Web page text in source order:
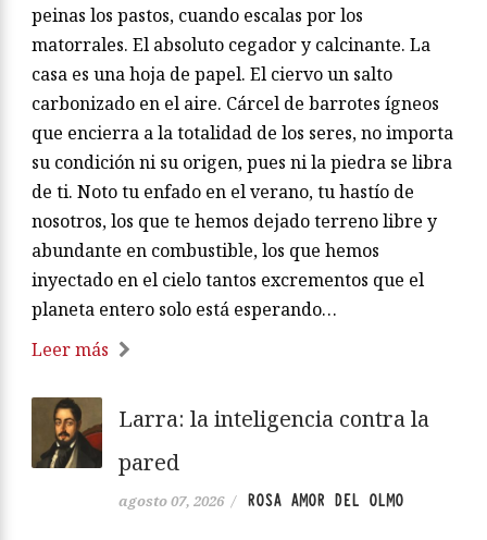
peinas los pastos, cuando escalas por los
matorrales. El absoluto cegador y calcinante. La
casa es una hoja de papel. El ciervo un salto
carbonizado en el aire. Cárcel de barrotes ígneos
que encierra a la totalidad de los seres, no importa
su condición ni su origen, pues ni la piedra se libra
de ti. Noto tu enfado en el verano, tu hastío de
nosotros, los que te hemos dejado terreno libre y
abundante en combustible, los que hemos
inyectado en el cielo tantos excrementos que el
planeta entero solo está esperando…
Leer más
Larra: la inteligencia contra la
pared
agosto 07, 2026 / ROSA AMOR DEL OLMO